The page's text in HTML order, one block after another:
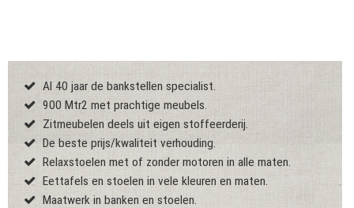
Al 40 jaar de bankstellen specialist.
900 Mtr2 met prachtige meubels.
Zitmeubelen deels uit eigen stoffeerderij.
De beste prijs/kwaliteit verhouding.
Relaxstoelen met of zonder motoren in alle maten.
Eettafels en stoelen in vele kleuren en maten.
Maatwerk in banken en stoelen.